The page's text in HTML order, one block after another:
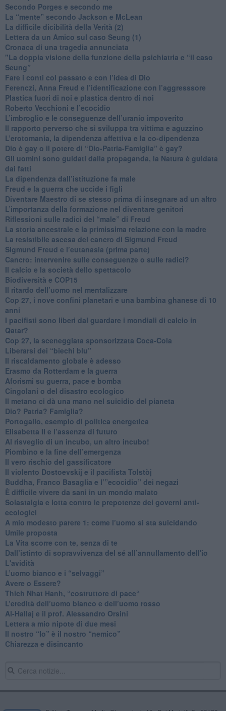
​Secondo Porges e secondo me
​La “mente” secondo Jackson e McLean
La difficile dicibilità della Verità (2)
​Lettera da un Amico sul caso Seung (1)
​Cronaca di una tragedia annunciata
"​La doppia visione della funzione della psichiatria e “il caso
Seung”
​Fare i conti col passato e con l’idea di Dio
​Ferenczi, Anna Freud e l’identificazione con l’aggresssore
Plastica fuori di noi e plastica dentro di noi
​Roberto Vecchioni e l’ecocidio
​L’imbroglio e le conseguenze dell’uranio impoverito
​Il rapporto perverso che si sviluppa tra vittima e aguzzino
L’erotomania, la dipendenza affettiva e la co-dipendenza
​Dio è gay o il potere di “Dio-Patria-Famiglia” è gay?
​Gli uomini sono guidati dalla propaganda, la Natura è guidata
dai fatti
La dipendenza dall’istituzione fa male
​Freud e la guerra che uccide i figli
​Diventare Maestro di se stesso prima di insegnare ad un altro
L’importanza della formazione nel diventare genitori
Riflessioni sulle radici del “male” di Freud
​La storia ancestrale e la primissima relazione con la madre
​La resistibile ascesa del cancro di Sigmund Freud
Sigmund Freud e l’eutanasia (prima parte)
Cancro: intervenire sulle conseguenze o sulle radici?
​Il calcio e la società dello spettacolo
Biodiversità e COP15
​Il ritardo dell’uomo nel mentalizzare
​Cop 27, i nove confini planetari e una bambina ghanese di 10
anni
​I pacifisti sono liberi dal guardare i mondiali di calcio in
Qatar?
​Cop 27, la sceneggiata sponsorizzata Coca-Cola
​Liberarsi dei “biechi blu”
Il riscaldamento globale è adesso
​Erasmo da Rotterdam e la guerra
​Aforismi su guerra, pace e bomba
Cingolani o del disastro ecologico
​Il metano ci dà una mano nel suicidio del pianeta
​Dio? Patria? Famiglia?
Portogallo, esempio di politica energetica
​Elisabetta II e l’assenza di futuro
Al risveglio di un incubo, un altro incubo!
​Piombino e la fine dell’emergenza
​Il vero rischio del gassificatore
​Il violento Dostoevskij e il pacifista Tolstòj
​Buddha, Franco Basaglia e l’”ecocidio” dei negazi
​È difficile vivere da sani in un mondo malato
Solastalgia e lotta contro le prepotenze dei governi anti-
ecologici
​A mio modesto parere 1: come l’uomo si sta suicidando
​Umile proposta
​La Vita scorre con te, senza di te
​Dall’istinto di sopravvivenza del sé all’annullamento dell'io
L'avidità
​L’uomo bianco e i “selvaggi”
​Avere o Essere?
​Thich Nhat Hanh, “costruttore di pace“
​L’eredità dell’uomo bianco e dell’uomo rosso
Al-Hallaj e il prof. Alessandro Orsini
​Lettera a mio nipote di due mesi
​Il nostro “Io” è il nostro “nemico”
​Chiarezza e disincanto